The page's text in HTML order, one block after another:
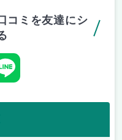
コミを友達にシ